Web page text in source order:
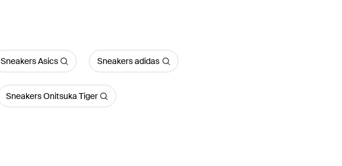
Sneakers Asics Sneakers adidas
Sneakers Onitsuka Tiger